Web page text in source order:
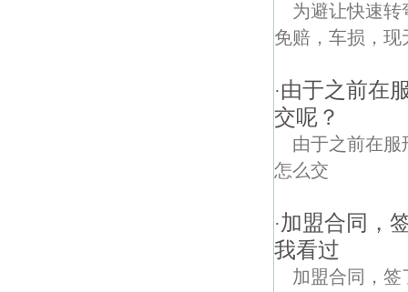
为避让快速
免赔，车损，
·由于之前在
交呢？
由于之前在
怎么交
·加盟合同，
我看过
加盟合同，